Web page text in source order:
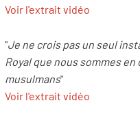
Voir l'extrait vidéo
"Je ne crois pas un seul
Royal que nous sommes
musulmans"
Voir l'extrait vidéo